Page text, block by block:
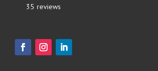
35 reviews